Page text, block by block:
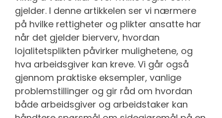
gjelder. I denne artikkelen ser vi nærmere
på hvilke rettigheter og plikter ansatte har
når det gjelder bierverv, hvordan
lojalitetsplikten påvirker mulighetene, og
hva arbeidsgiver kan kreve. Vi går også
gjennom praktiske eksempler, vanlige
problemstillinger og gir råd om hvordan
både arbeidsgiver og arbeidstaker kan